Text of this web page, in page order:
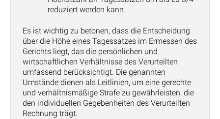
reduziert werden kann.
Es ist wichtig zu betonen, dass die Entscheidung
über die Höhe eines Tagessatzes im Ermessen des
Gerichts liegt, das die persönlichen und
wirtschaftlichen Verhältnisse des Verurteilten
umfassend berücksichtigt. Die genannten
Umstände dienen als Leitlinien, um eine gerechte
und verhältnismäßige Strafe zu gewährleisten, die
den individuellen Gegebenheiten des Verurteilten
Rechnung trägt.